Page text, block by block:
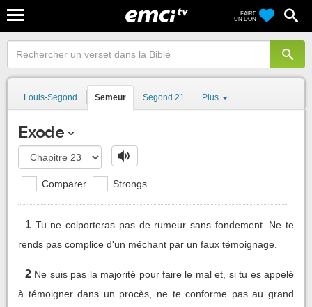
FAIRE
UN DON
Louis-Segond Semeur Segond 21 Plus
Exode
Comparer Strongs
1 Tu ne colporteras pas de rumeur sans fondement. Ne te
rends pas complice d'un méchant par un faux témoignage.
2 Ne suis pas la majorité pour faire le mal et, si tu es appelé
à témoigner dans un procès, ne te conforme pas au grand